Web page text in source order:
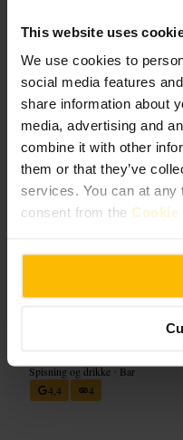
This website uses
We use cookies to
social media features
share information about
media, advertising and
combine it with other
them or that they’ve
services. You can at any
consent from the Cookie
Hvad du kan
En kort, velkuranteret
cocktails. Bartenderne
belysningen er dæmpet, så
Planlæg dit besøg
Book bord hvis I er flere, ellers
https://
The Last Drop
Spisning og drikke•Bar
4,4
4